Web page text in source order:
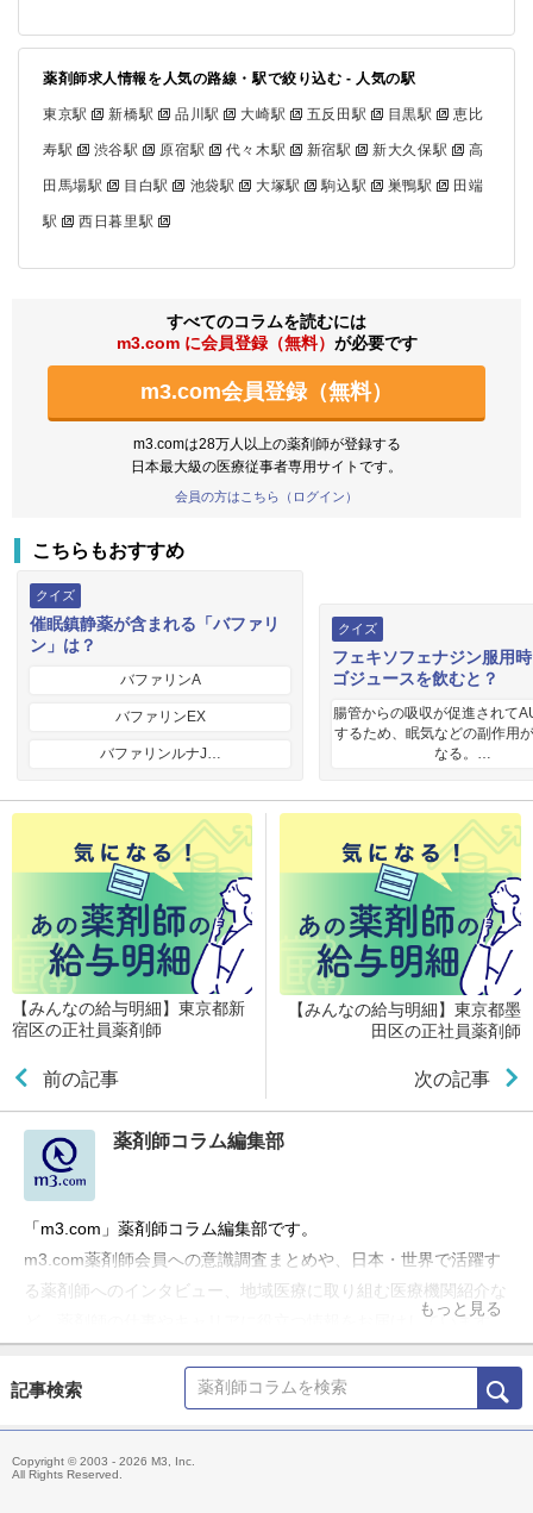
薬剤師求人情報を人気の路線・駅で絞り込む - 人気の駅
東京駅 新橋駅 品川駅 大崎駅 五反田駅 目黒駅 恵比
寿駅 渋谷駅 原宿駅 代々木駅 新宿駅 新大久保駅 高
田馬場駅 目白駅 池袋駅 大塚駅 駒込駅 巣鴨駅 田端
駅 西日暮里駅
すべてのコラムを読むには
m3.com に会員登録（無料） が必要です
m3.com会員登録（無料）
m3.comは28万人以上の薬剤師が登録する
日本最大級の医療従事者専用サイトです。
会員の方はこちら（ログイン）
こちらもおすすめ
クイズ
催眠鎮静薬が含まれる「バファリ
ン」は？
バファリンA
バファリンEX
バファリンルナJ…
クイズ
フェキソフェナジン服用
ゴジュースを飲むと？
腸管からの吸収が促進されて
するため、眠気などの副作用
なる。…
【みんなの給与明細】東京都新
宿区の正社員薬剤師
前の記事
【みんなの給与明細】東京都墨
田区の正社員薬剤師
次の記事
薬剤師コラム編集部
「m3.com」薬剤師コラム編集部です。
m3.com薬剤師会員への意識調査まとめや、日本・世界で活躍す
る薬剤師へのインタビュー、地域医療に取り組む医療機関紹介な
ど、薬剤師の仕事やキャリアに役立つ情報をお届けしています。
もっと見る
記事検索
Copyright © 2003 - 2026 M3, Inc.
All Rights Reserved.